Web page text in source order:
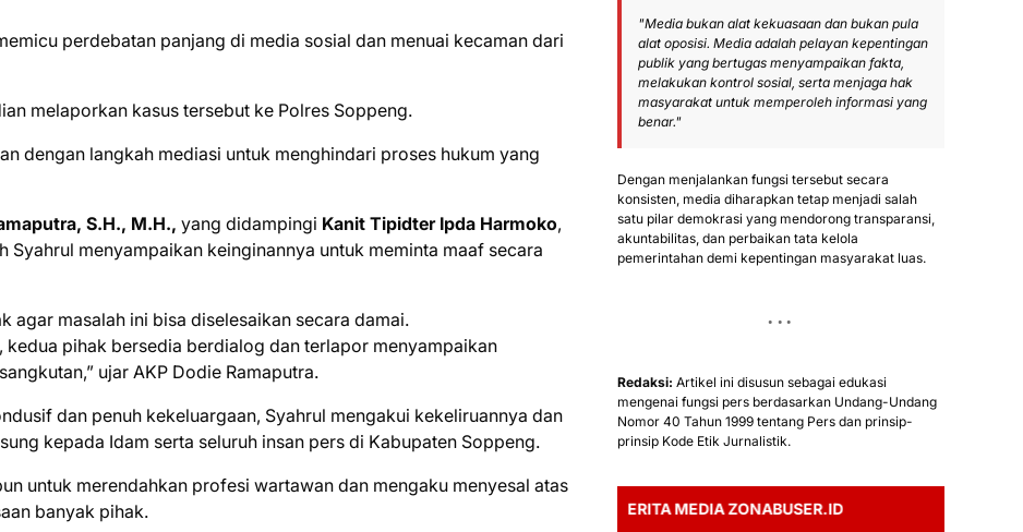
perdebatan panjang di media sosial dan menuai kecaman dari
melaporkan kasus tersebut ke Polres Soppeng.
dengan langkah mediasi untuk menghindari proses hukum yang
S.H., M.H., yang didampingi Kanit Tipidter Ipda Harmoko,
Syahrul menyampaikan keinginannya untuk meminta maaf secara
agar masalah ini bisa diselesaikan secara damai.
pihak bersedia berdialog dan terlapor menyampaikan
ujar AKP Dodie Ramaputra.
dan penuh kekeluargaan, Syahrul mengakui kekeliruannya dan
kepada Idam serta seluruh insan pers di Kabupaten Soppeng.
untuk merendahkan profesi wartawan dan mengaku menyesal atas
banyak pihak.
"Media bukan alat kekuasaan dan bukan pula
alat oposisi. Media adalah pelayan kepentingan
publik yang bertugas menyampaikan fakta,
melakukan kontrol sosial, serta menjaga hak
masyarakat untuk memperoleh informasi yang
benar."
Dengan menjalankan fungsi tersebut secara
konsisten, media diharapkan tetap menjadi salah
satu pilar demokrasi yang mendorong transparansi,
akuntabilitas, dan perbaikan tata kelola
pemerintahan demi kepentingan masyarakat luas.
Redaksi: Artikel ini disusun sebagai edukasi
mengenai fungsi pers berdasarkan Undang-Undang
Nomor 40 Tahun 1999 tentang Pers dan prinsip-
prinsip Kode Etik Jurnalistik.
TERIMA KASIH TELAH MEMBACA BERITA MEDIA ZONABUSER.ID